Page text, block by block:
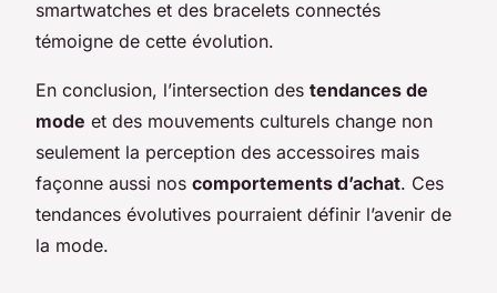
smartwatches et des bracelets connectés
témoigne de cette évolution.
En conclusion, l’intersection des tendances de
mode et des mouvements culturels change non
seulement la perception des accessoires mais
façonne aussi nos comportements d’achat. Ces
tendances évolutives pourraient définir l’avenir de
la mode.